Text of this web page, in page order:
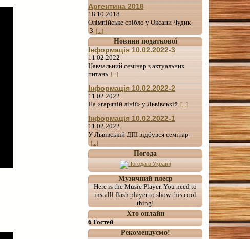
Аргентина 2018
18.10.2018
Олімпійське срібло у Оксани Чудик
З [...]
Новини податкової
Інформація 10.02.2022-3
11.02.2022
Навчальний семінар з актуальних
питань [...]
Інформація 10.02.2022-2
11.02.2022
На «гарячій лінії» у Львівській [...]
Інформація 10.02.2022-1
11.02.2022
У Львівській ДПІ відбувся семінар -
[...]
Погода
Музичний плеєр
Here is the Music Player. You need to
installl flash player to show this cool
thing!
Хто онлайн
6 Гостей
Рекомендуємо!